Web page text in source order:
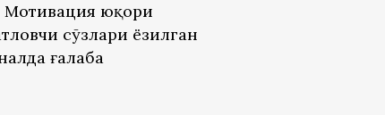
Мотивация юқори
сўзлари ёзилган
ғалаба